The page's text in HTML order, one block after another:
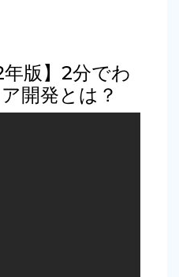
年版】2分でわ
開発とは？